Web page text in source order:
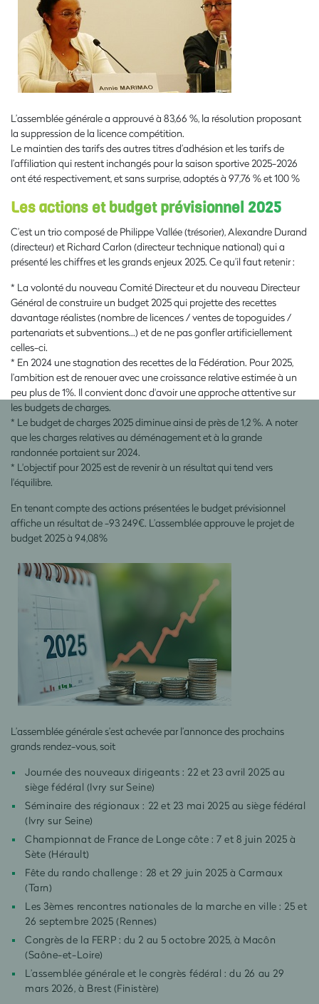
L’assemblée générale a approuvé à 83,66 %, la résolution proposant
la suppression de la licence compétition.
Le maintien des tarifs des autres titres d’adhésion et les tarifs de
l’affiliation qui restent inchangés pour la saison sportive 2025-2026
ont été respectivement, et sans surprise, adoptés à 97,76 % et 100 %
Les actions et budget prévisionnel 2025
C’est un trio composé de Philippe Vallée (trésorier), Alexandre Durand
(directeur) et Richard Carlon (directeur technique national) qui a
présenté les chiffres et les grands enjeux 2025. Ce qu’il faut retenir :
* La volonté du nouveau Comité Directeur et du nouveau Directeur
Général de construire un budget 2025 qui projette des recettes
davantage réalistes (nombre de licences / ventes de topoguides /
partenariats et subventions…) et de ne pas gonfler artificiellement
celles-ci.
* En 2024 une stagnation des recettes de la Fédération. Pour 2025,
l’ambition est de renouer avec une croissance relative estimée à un
peu plus de 1%. Il convient donc d'avoir une approche attentive sur
les budgets de charges.
* Le budget de charges 2025 diminue ainsi de près de 1,2 %. A noter
que les charges relatives au déménagement et à la grande
randonnée portaient sur 2024.
* L'objectif pour 2025 est de revenir à un résultat qui tend vers
l'équilibre.
En tenant compte des actions présentées le budget prévisionnel
affiche un résultat de -93 249€. L’assemblée approuve le projet de
budget 2025 à 94,08%
L’assemblée générale s’est achevée par l’annonce des prochains
grands rendez-vous, soit
Journée des nouveaux dirigeants : 22 et 23 avril 2025 au
siège fédéral (Ivry sur Seine)
Séminaire des régionaux : 22 et 23 mai 2025 au siège fédéral
(Ivry sur Seine)
Championnat de France de Longe côte : 7 et 8 juin 2025 à
Sète (Hérault)
Fête du rando challenge : 28 et 29 juin 2025 à Carmaux
(Tarn)
Les 3èmes rencontres nationales de la marche en ville : 25 et
26 septembre 2025 (Rennes)
Congrès de la FERP : du 2 au 5 octobre 2025, à Macôn
(Saône-et-Loire)
L’assemblée générale et le congrès fédéral : du 26 au 29
mars 2026, à Brest (Finistère)